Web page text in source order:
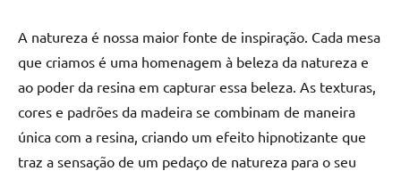
transformar
ambiente
com
peças
únicas.
Nosso
A natureza é nossa maior fonte de inspiração. Cada mesa
que criamos é uma homenagem à beleza da natureza e
ao poder da resina em capturar essa beleza. As texturas,
cores e padrões da madeira se combinam de maneira
única com a resina, criando um efeito hipnotizante que
traz a sensação de um pedaço de natureza para o seu